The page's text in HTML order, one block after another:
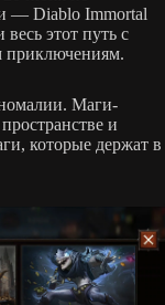
— Diablo Immortal
этот путь с
приключениям.
Маги-
и
которые держат в